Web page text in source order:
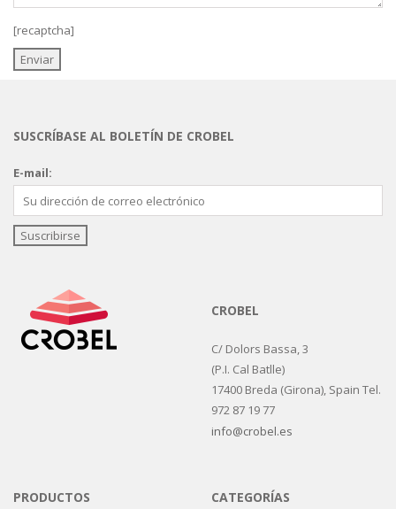
[recaptcha]
SUSCRÍBASE AL BOLETÍN DE CROBEL
E-mail:
CROBEL
C/ Dolors Bassa, 3
(P.I. Cal Batlle)
17400 Breda (Girona), Spain Tel.
972 87 19 77
info@crobel.es
PRODUCTOS CATEGORÍAS